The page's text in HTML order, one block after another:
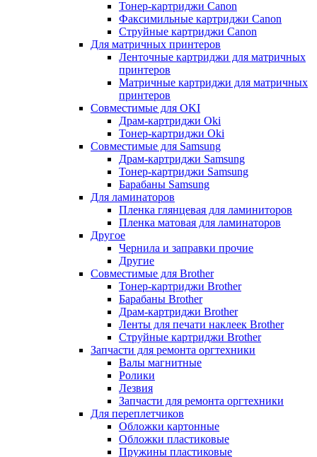
Тонер-картриджи Canon
Факсимильные картриджи Canon
Струйные картриджи Canon
Для матричных принтеров
Ленточные картриджи для матричных
принтеров
Матричные картриджи для матричных
принтеров
Совместимые для OKI
Драм-картриджи Oki
Тонер-картриджи Oki
Совместимые для Samsung
Драм-картриджи Samsung
Тонер-картриджи Samsung
Барабаны Samsung
Для ламинаторов
Пленка глянцевая для ламиниторов
Пленка матовая для ламинаторов
Другое
Чернила и заправки прочие
Другие
Совместимые для Brother
Тонер-картриджи Brother
Барабаны Brother
Драм-картриджи Brother
Ленты для печати наклеек Brother
Струйные картриджи Brother
Запчасти для ремонта оргтехники
Валы магнитные
Ролики
Лезвия
Запчасти для ремонта оргтехники
Для переплетчиков
Обложки картонные
Обложки пластиковые
Пружины пластиковые